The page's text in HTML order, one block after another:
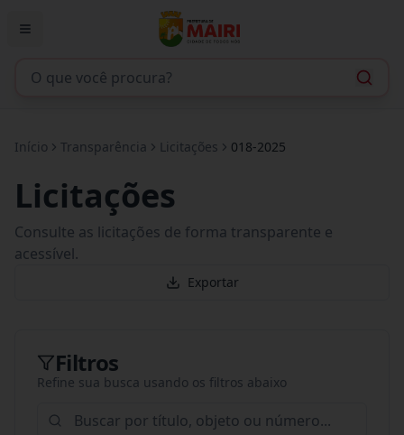
Início Transparência Licitações 018-2025
Licitações
Consulte as licitações de forma transparente e
acessível.
Exportar
Filtros
Refine sua busca usando os filtros abaixo